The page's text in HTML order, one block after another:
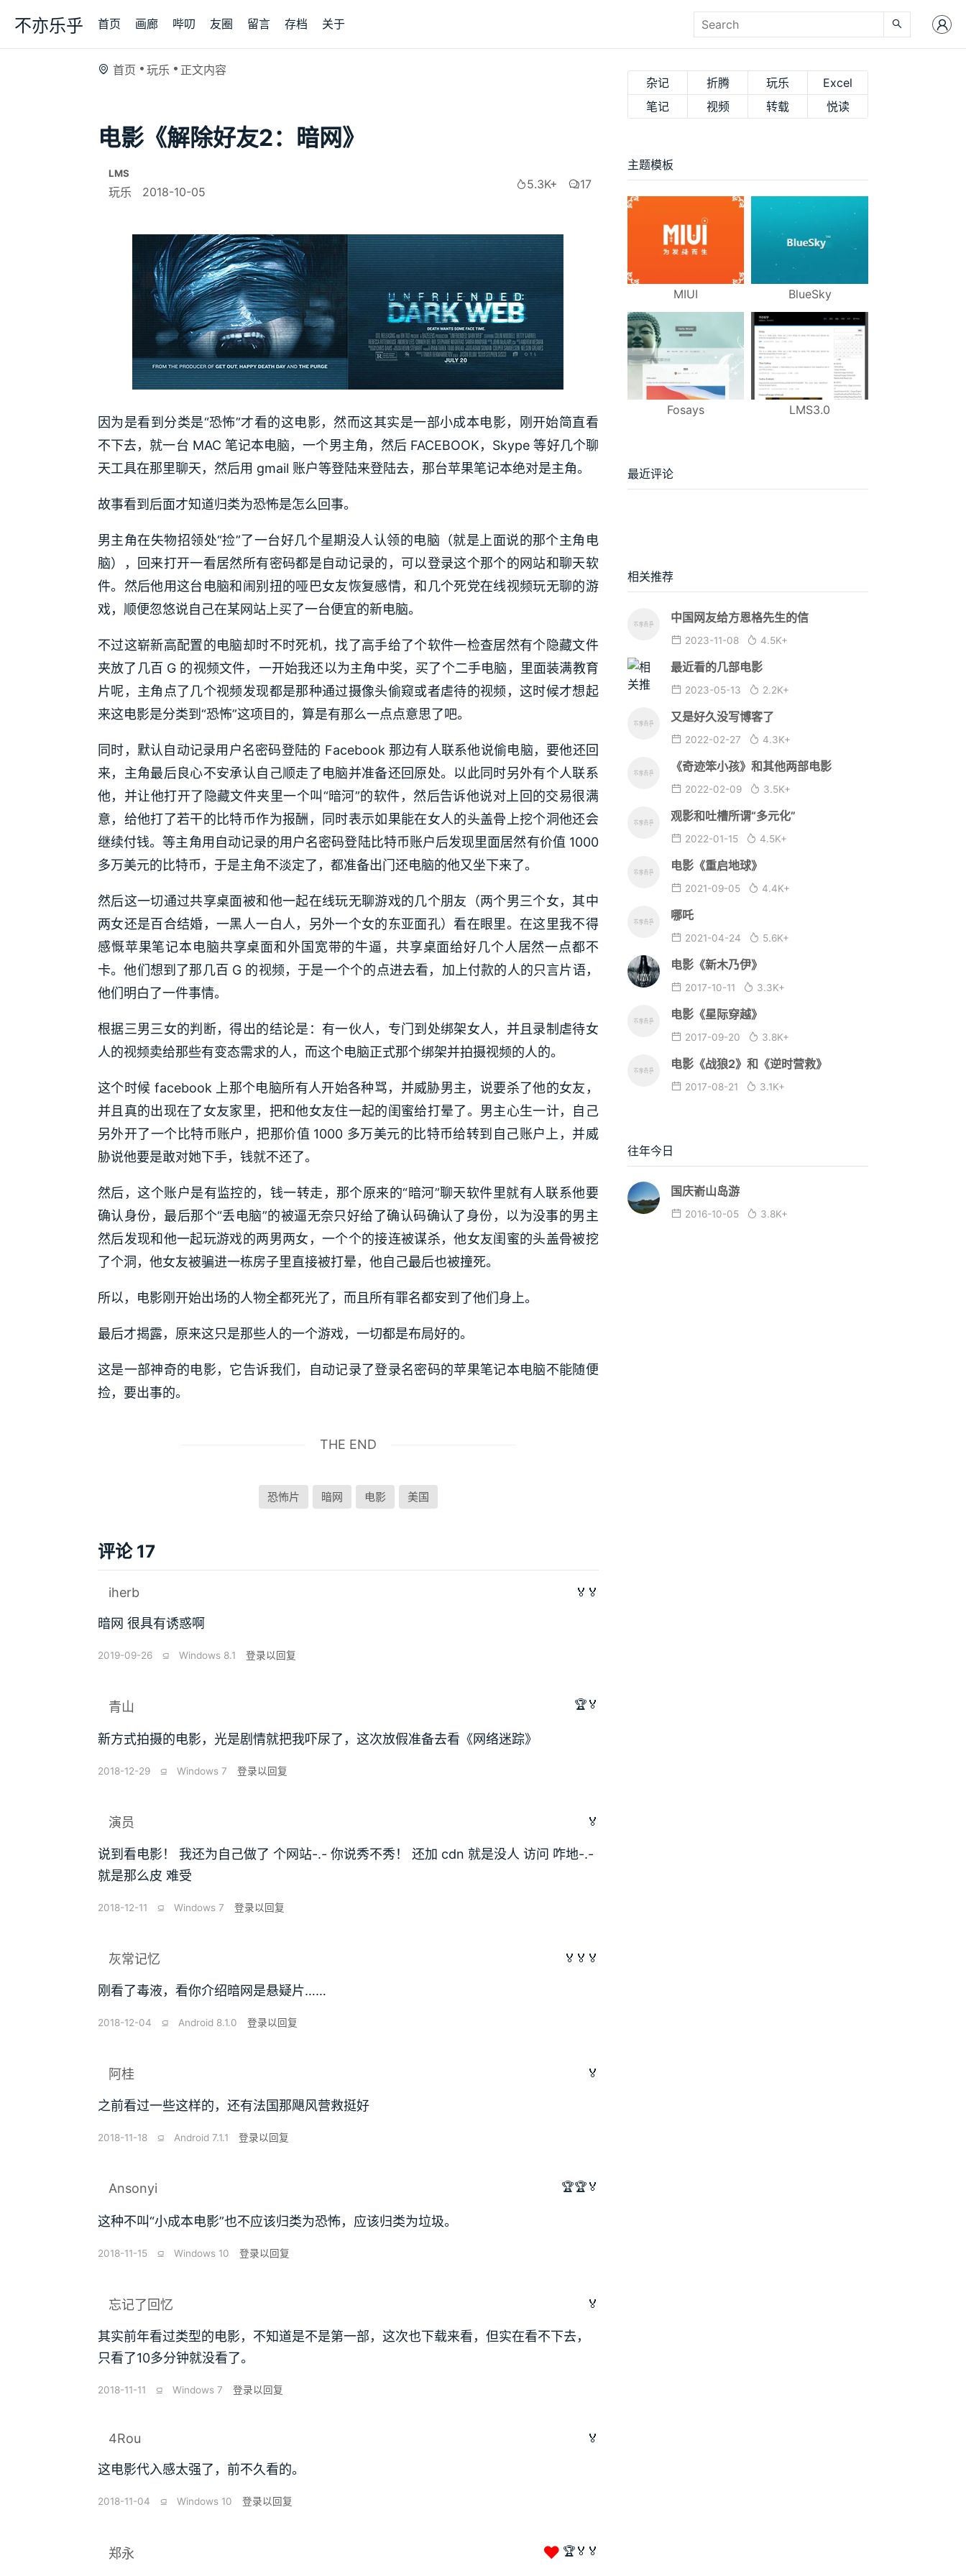
不亦乐乎 首页 画廊 哔叨 友圈 留言 存档 关于
首页 玩乐 正文内容
电影《解除好友2：暗网》
LMS
玩乐 2018-10-05
5.3K+ 17
因为是看到分类是“恐怖”才看的这电影，然而这其实是一部小成本电影，刚开始简直看
不下去，就一台 MAC 笔记本电脑，一个男主角，然后 FACEBOOK，Skype 等好几个聊
天工具在那里聊天，然后用 gmail 账户等登陆来登陆去，那台苹果笔记本绝对是主角。
故事看到后面才知道归类为恐怖是怎么回事。
男主角在失物招领处“捡”了一台好几个星期没人认领的电脑（就是上面说的那个主角电
脑），回来打开一看居然所有密码都是自动记录的，可以登录这个那个的网站和聊天软
件。然后他用这台电脑和闹别扭的哑巴女友恢复感情，和几个死党在线视频玩无聊的游
戏，顺便忽悠说自己在某网站上买了一台便宜的新电脑。
不过这崭新高配置的电脑却时不时死机，找了高手给了个软件一检查居然有个隐藏文件
夹放了几百 G 的视频文件，一开始我还以为主角中奖，买了个二手电脑，里面装满教育
片呢，主角点了几个视频发现都是那种通过摄像头偷窥或者虐待的视频，这时候才想起
来这电影是分类到“恐怖”这项目的，算是有那么一点点意思了吧。
同时，默认自动记录用户名密码登陆的 Facebook 那边有人联系他说偷电脑，要他还回
来，主角最后良心不安承认自己顺走了电脑并准备还回原处。以此同时另外有个人联系
他，并让他打开了隐藏文件夹里一个叫“暗河”的软件，然后告诉他说对上回的交易很满
意，给他打了若干的比特币作为报酬，同时表示如果能在女人的头盖骨上挖个洞他还会
继续付钱。等主角用自动记录的用户名密码登陆比特币账户后发现里面居然有价值 1000
多万美元的比特币，于是主角不淡定了，都准备出门还电脑的他又坐下来了。
然后这一切通过共享桌面被和他一起在线玩无聊游戏的几个朋友（两个男三个女，其中
两女还是百合结婚，一黑人一白人，另外一个女的东亚面孔）看在眼里。在这里我不得
感慨苹果笔记本电脑共享桌面和外国宽带的牛逼，共享桌面给好几个人居然一点都不
卡。他们想到了那几百 G 的视频，于是一个个的点进去看，加上付款的人的只言片语，
他们明白了一件事情。
根据三男三女的判断，得出的结论是：有一伙人，专门到处绑架女人，并且录制虐待女
人的视频卖给那些有变态需求的人，而这个电脑正式那个绑架并拍摄视频的人的。
这个时候 facebook 上那个电脑所有人开始各种骂，并威胁男主，说要杀了他的女友，
并且真的出现在了女友家里，把和他女友住一起的闺蜜给打晕了。男主心生一计，自己
另外开了一个比特币账户，把那价值 1000 多万美元的比特币给转到自己账户上，并威
胁说他要是敢对她下手，钱就不还了。
然后，这个账户是有监控的，钱一转走，那个原来的“暗河”聊天软件里就有人联系他要
确认身份，最后那个“丢电脑”的被逼无奈只好给了确认码确认了身份，以为没事的男主
然后发现和他一起玩游戏的两男两女，一个个的接连被谋杀，他女友闺蜜的头盖骨被挖
了个洞，他女友被骗进一栋房子里直接被打晕，他自己最后也被撞死。
所以，电影刚开始出场的人物全都死光了，而且所有罪名都安到了他们身上。
最后才揭露，原来这只是那些人的一个游戏，一切都是布局好的。
这是一部神奇的电影，它告诉我们，自动记录了登录名密码的苹果笔记本电脑不能随便
捡，要出事的。
THE END
恐怖片 暗网 电影 美国
评论 17
iherb 🏅🏅
暗网 很具有诱惑啊
2019-09-26 ⫑ Windows 8.1 登录以回复
青山 🏆🏅
新方式拍摄的电影，光是剧情就把我吓尿了，这次放假准备去看《网络迷踪》
2018-12-29 ⫑ Windows 7 登录以回复
演员 🏅
说到看电影！ 我还为自己做了 个网站-.- 你说秀不秀！ 还加 cdn 就是没人 访问 咋地-.-
就是那么皮 难受
2018-12-11 ⫑ Windows 7 登录以回复
灰常记忆 🏅🏅🏅
刚看了毒液，看你介绍暗网是悬疑片……
2018-12-04 ⫑ Android 8.1.0 登录以回复
阿桂 🏅
之前看过一些这样的，还有法国那飓风营救挺好
2018-11-18 ⫑ Android 7.1.1 登录以回复
Ansonyi 🏆🏆🏅
这种不叫“小成本电影”也不应该归类为恐怖，应该归类为垃圾。
2018-11-15 ⫑ Windows 10 登录以回复
忘记了回忆 🏅
其实前年看过类型的电影，不知道是不是第一部，这次也下载来看，但实在看不下去，
只看了10多分钟就没看了。
2018-11-11 ⫑ Windows 7 登录以回复
4Rou 🏅
这电影代入感太强了，前不久看的。
2018-11-04 ⫑ Windows 10 登录以回复
郑永 ❤ 🏆🏅🏅
杂记 折腾 玩乐
Excel
笔记
视频 转载 悦读
主题模板
MIUI BlueSky
Fosays LMS3.0
最近评论
相关推荐
中国网友给方恩格先生的信
2023-11-08 4.5K+
最近看的几部电影
2023-05-13 2.2K+
又是好久没写博客了
2022-02-27 4.3K+
《奇迹笨小孩》和其他两部电影
2022-02-09 3.5K+
观影和吐槽所谓“多元化”
2022-01-15 4.5K+
电影《重启地球》
2021-09-05 4.4K+
哪吒
2021-04-24 5.6K+
电影《新木乃伊》
2017-10-11 3.3K+
电影《星际穿越》
2017-09-20 3.8K+
电影《战狼2》和《逆时营救》
2017-08-21 3.1K+
往年今日
国庆嵛山岛游
2016-10-05 3.8K+